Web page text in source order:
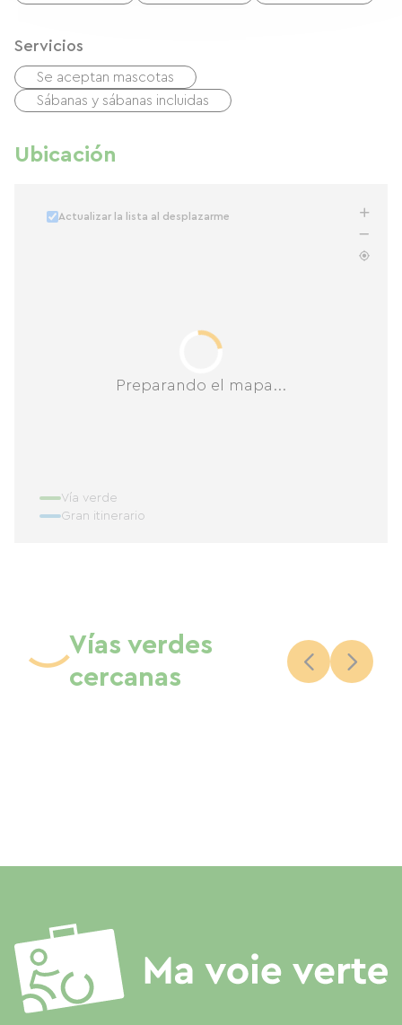
Montpellier se encuentra a 40 minutos, con sus
comerciales.
Servicios
Se aceptan mascotas
Sábanas y sábanas incluidas
Ubicación
Preparando el mapa...
Actualizar la lista al desplazarme
Vía verde
Gran itinerario
Vías verdes
cercanas